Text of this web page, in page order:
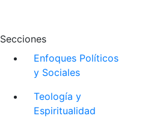
Secciones
Enfoques Políticos
y Sociales
Teología y
Espiritualidad